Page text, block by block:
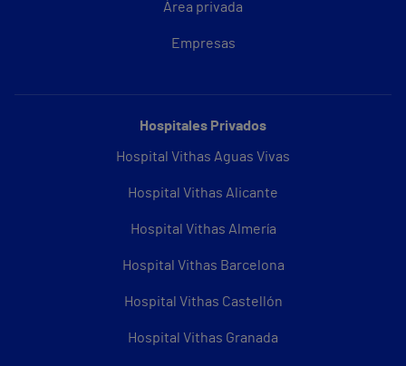
Área privada
Empresas
Hospitales Privados
Hospital Vithas Aguas Vivas
Hospital Vithas Alicante
Hospital Vithas Almería
Hospital Vithas Barcelona
Hospital Vithas Castellón
Hospital Vithas Granada